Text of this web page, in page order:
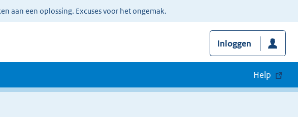
aan een oplossing. Excuses voor het ongemak.
Inloggen
Help